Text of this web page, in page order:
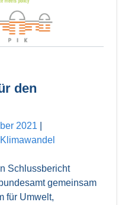
den
2021
Klimawandel
Schlussbericht
gemeinsam
für Umwelt,